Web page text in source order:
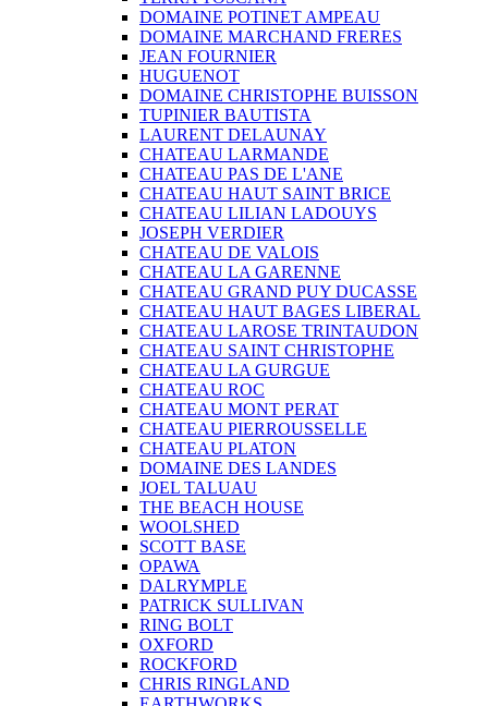
DOMAINE POTINET AMPEAU
DOMAINE MARCHAND FRERES
JEAN FOURNIER
HUGUENOT
DOMAINE CHRISTOPHE BUISSON
TUPINIER BAUTISTA
LAURENT DELAUNAY
CHATEAU LARMANDE
CHATEAU PAS DE L'ANE
CHATEAU HAUT SAINT BRICE
CHATEAU LILIAN LADOUYS
JOSEPH VERDIER
CHATEAU DE VALOIS
CHATEAU LA GARENNE
CHATEAU GRAND PUY DUCASSE
CHATEAU HAUT BAGES LIBERAL
CHATEAU LAROSE TRINTAUDON
CHATEAU SAINT CHRISTOPHE
CHATEAU LA GURGUE
CHATEAU ROC
CHATEAU MONT PERAT
CHATEAU PIERROUSSELLE
CHATEAU PLATON
DOMAINE DES LANDES
JOEL TALUAU
THE BEACH HOUSE
WOOLSHED
SCOTT BASE
OPAWA
DALRYMPLE
PATRICK SULLIVAN
RING BOLT
OXFORD
ROCKFORD
CHRIS RINGLAND